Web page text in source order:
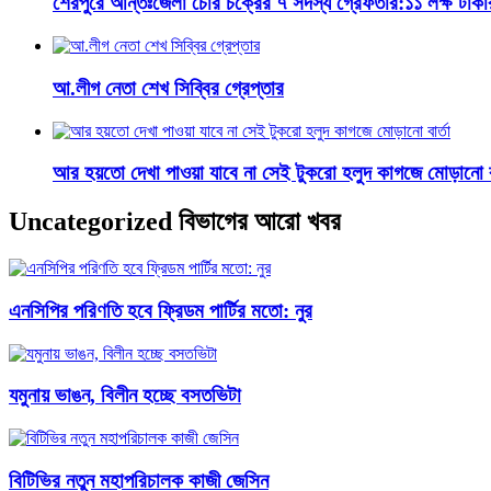
আ.লীগ নেতা শেখ সিব্বির গ্রেপ্তার
আর হয়তো দেখা পাওয়া যাবে না সেই টুকরো হলুদ কাগজে মোড়ানো
Uncategorized বিভাগের আরো খবর
এনসিপির পরিণতি হবে ফ্রিডম পার্টির মতো: নুর
যমুনায় ভাঙন, বিলীন হচ্ছে বসতভিটা
বিটিভির নতুন মহাপরিচালক কাজী জেসিন